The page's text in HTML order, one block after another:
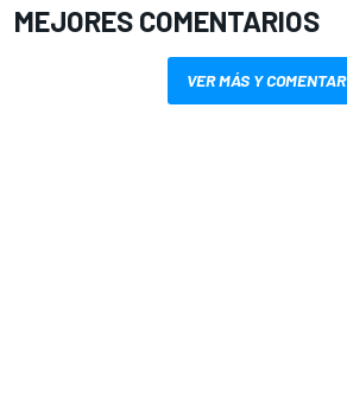
MEJORES COMENTARIOS
VER MÁS Y COMENTAR